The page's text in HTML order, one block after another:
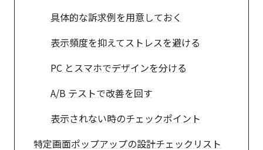
具体的な訴求例を用意しておく
表示頻度を抑えてストレスを避ける
PC とスマホでデザインを分ける
A/B テストで改善を回す
表示されない時のチェックポイント
特定画面ポップアップの設計チェックリスト